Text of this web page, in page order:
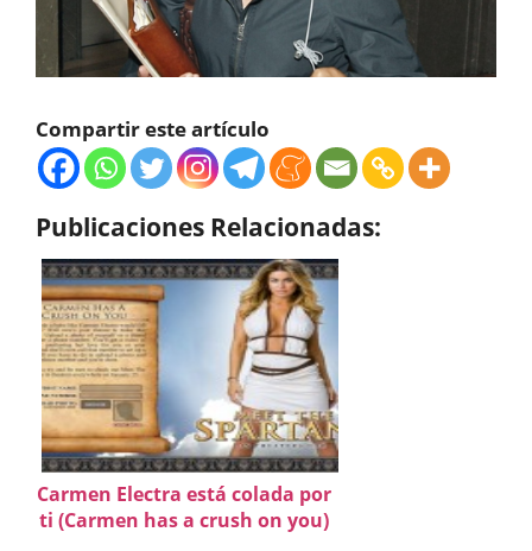
Compartir este artículo
Publicaciones Relacionadas:
Carmen Electra está colada por
ti (Carmen has a crush on you)